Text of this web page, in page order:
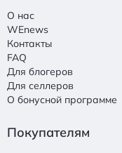
О нас
WEnews
Контакты
FAQ
Для блогеров
Для селлеров
О бонусной программе
Покупателям